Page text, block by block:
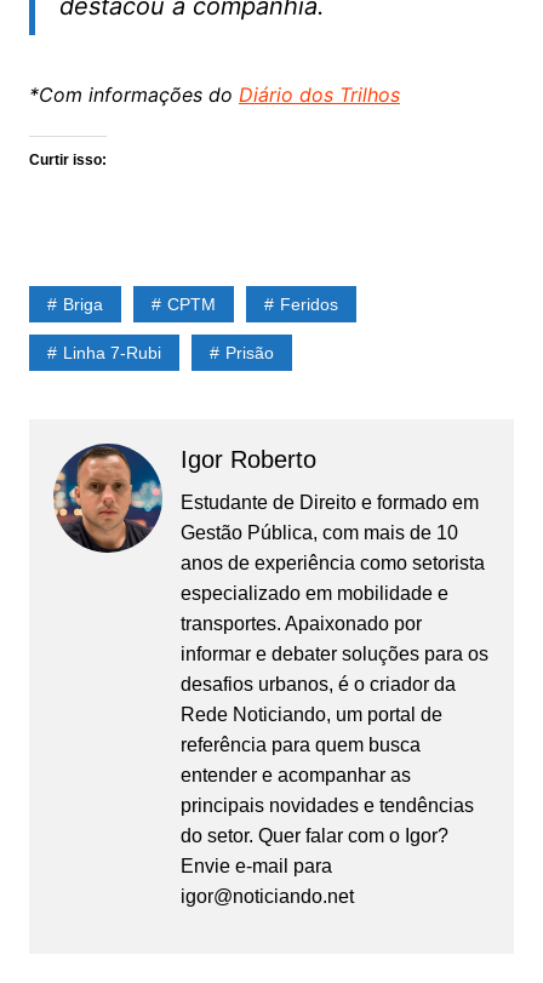
destacou a companhia.
*Com informações do Diário dos Trilhos
Curtir isso:
Briga CPTM Feridos
Linha 7-Rubi Prisão
Igor Roberto
Estudante de Direito e formado em
Gestão Pública, com mais de 10
anos de experiência como setorista
especializado em mobilidade e
transportes. Apaixonado por
informar e debater soluções para os
desafios urbanos, é o criador da
Rede Noticiando, um portal de
referência para quem busca
entender e acompanhar as
principais novidades e tendências
do setor. Quer falar com o Igor?
Envie e-mail para
igor@noticiando.net